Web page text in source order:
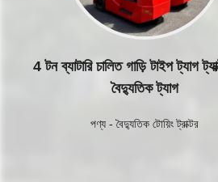
4 টন ব্যাটারি চালিত গাড়ি টাইপ ট্যাগ
বৈদ্যুতিক ট্যাগ
পণ্য -বৈদ্যুতিক টোয়িং ট্রাক্টর